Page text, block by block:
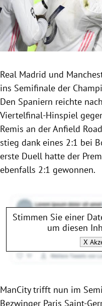
Untermenü
Untermenü
Untermenü
Real Madrid und
ins Semifinale der
Den Spaniern reichte
Viertelfinal-Hinspiel
Remis an der Anfield
stieg dank eines 2:1 bei
erste Duell hatte der
ebenfalls 2:1 gewonnen.
Stimmen Sie einer
um diesen
X
ManCity trifft nun im
Bezwinger Paris Saint-